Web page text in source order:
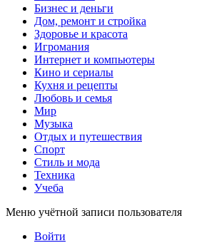
Бизнес и деньги
Дом, ремонт и стройка
Здоровье и красота
Игромания
Интернет и компьютеры
Кино и сериалы
Кухня и рецепты
Любовь и семья
Мир
Музыка
Отдых и путешествия
Спорт
Стиль и мода
Техника
Учеба
Меню учётной записи пользователя
Войти